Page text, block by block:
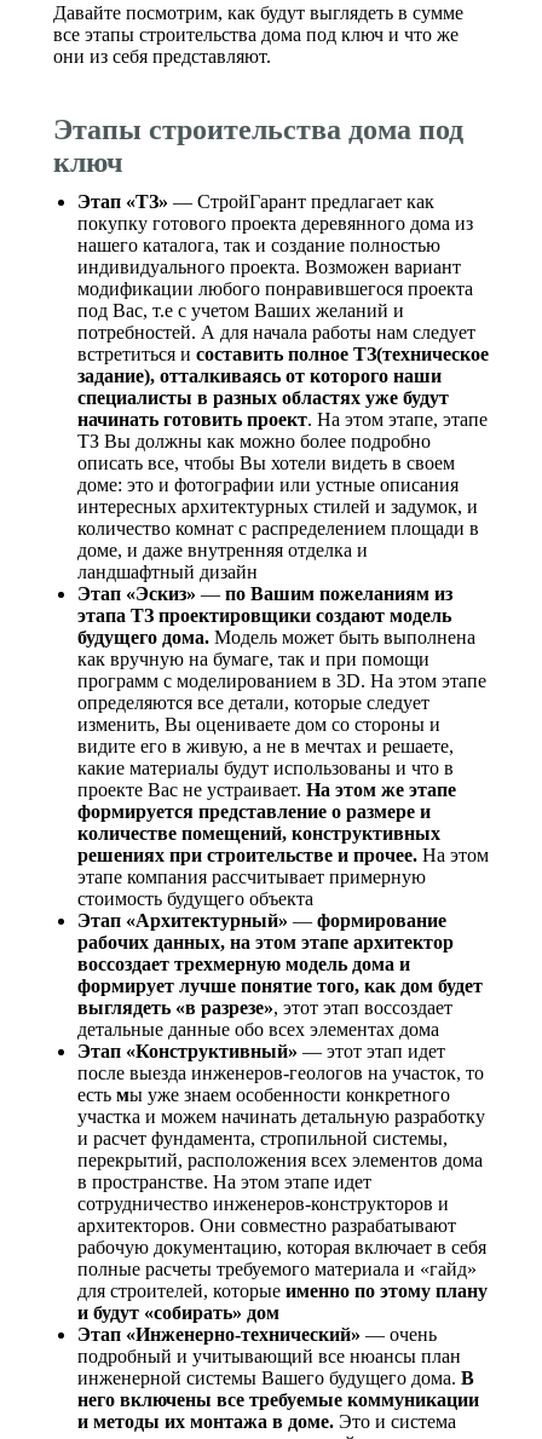
Давайте посмотрим, как будут выглядеть в сумме
все этапы строительства дома под ключ и что же
они из себя представляют.
Этапы строительства дома под
ключ
Этап «ТЗ» — СтройГарант предлагает как
покупку готового проекта деревянного дома из
нашего каталога, так и создание полностью
индивидуального проекта. Возможен вариант
модификации любого понравившегося проекта
под Вас, т.е с учетом Ваших желаний и
потребностей. А для начала работы нам следует
встретиться и составить полное ТЗ(техническое
задание), отталкиваясь от которого наши
специалисты в разных областях уже будут
начинать готовить проект. На этом этапе, этапе
ТЗ Вы должны как можно более подробно
описать все, чтобы Вы хотели видеть в своем
доме: это и фотографии или устные описания
интересных архитектурных стилей и задумок, и
количество комнат с распределением площади в
доме, и даже внутренняя отделка и
ландшафтный дизайн
Этап «Эскиз» — по Вашим пожеланиям из
этапа ТЗ проектировщики создают модель
будущего дома. Модель может быть выполнена
как вручную на бумаге, так и при помощи
программ с моделированием в 3D. На этом этапе
определяются все детали, которые следует
изменить, Вы оцениваете дом со стороны и
видите его в живую, а не в мечтах и решаете,
какие материалы будут использованы и что в
проекте Вас не устраивает. На этом же этапе
формируется представление о размере и
количестве помещений, конструктивных
решениях при строительстве и прочее. На этом
этапе компания рассчитывает примерную
стоимость будущего объекта
Этап «Архитектурный» — формирование
рабочих данных, на этом этапе архитектор
воссоздает трехмерную модель дома и
формирует лучше понятие того, как дом будет
выглядеть «в разрезе», этот этап воссоздает
детальные данные обо всех элементах дома
Этап «Конструктивный» — этот этап идет
после выезда инженеров-геологов на участок, то
есть мы уже знаем особенности конкретного
участка и можем начинать детальную разработку
и расчет фундамента, стропильной системы,
перекрытий, расположения всех элементов дома
в пространстве. На этом этапе идет
сотрудничество инженеров-конструкторов и
архитекторов. Они совместно разрабатывают
рабочую документацию, которая включает в себя
полные расчеты требуемого материала и «гайд»
для строителей, которые именно по этому плану
и будут «собирать» дом
Этап «Инженерно-технический» — очень
подробный и учитывающий все нюансы план
инженерной системы Вашего будущего дома. В
него включены все требуемые коммуникации
и методы их монтажа в доме. Это и система